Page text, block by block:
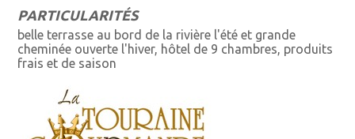
PARTICULARITÉS
belle terrasse au bord de la rivière l'été et grande
cheminée ouverte l'hiver, hôtel de 9 chambres, produits
frais et de saison